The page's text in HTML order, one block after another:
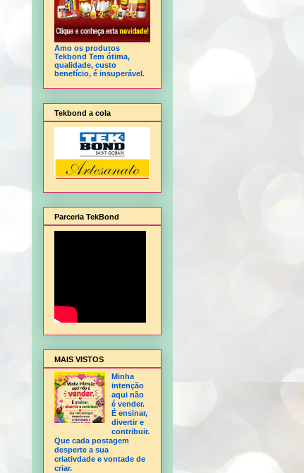
de Natal, Flor Hortência, Flor Orquídea - sem frisador, Flor Rosa - sem
Amo os produtos
Tekbond Tem ótima,
qualidade, custo
benefício, é insuperável.
Tekbond a cola
Parceria TekBond
MAIS VISTOS
Minha
intenção
aqui não
é vender.
É ensinar,
divertir e
contribuir.
Que cada postagem
desperte a sua
criativdade e vontade de
criar.